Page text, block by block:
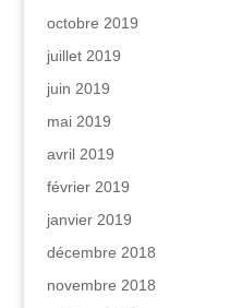
octobre 2019
juillet 2019
juin 2019
mai 2019
avril 2019
février 2019
janvier 2019
décembre 2018
novembre 2018